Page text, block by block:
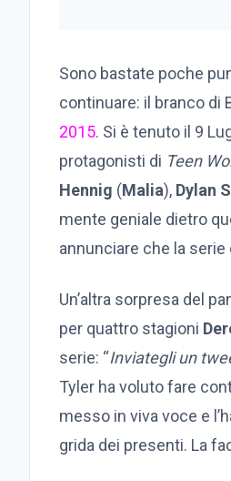
Sono bastate poche
continuare: il branco di
2015. Si è tenuto il 9
protagonisti di Teen
Hennig (Malia), Dylan
mente geniale dietro
annunciare che la serie
Un’altra sorpresa del
per quattro stagioni
serie: “Inviategli un
Tyler ha voluto fare
messo in viva voce e
grida dei presenti. La